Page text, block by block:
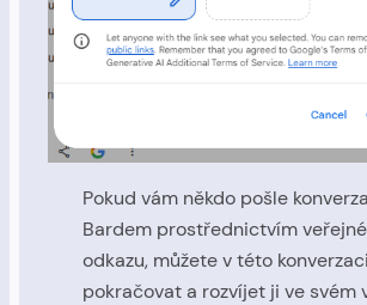
Pokud vám někdo pošle
Bardem prostřednictvím
odkazu, můžete v této konverzaci
pokračovat a rozvíjet ji ve svém